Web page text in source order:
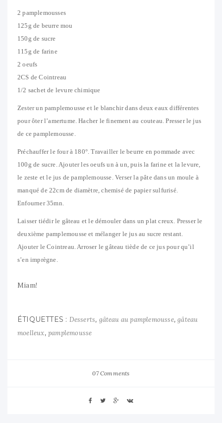
2 pamplemousses
125g de beurre mou
150g de sucre
115g de farine
2 oeufs
2CS de Cointreau
1/2 sachet de levure chimique
Zester un pamplemousse et le blanchir dans deux eaux différentes
pour ôter l’amertume. Hacher le finement au couteau. Presser le jus
de ce pamplemousse.
Préchauffer le four à 180°. Travailler le beurre en pommade avec
100g de sucre. Ajouter les oeufs un à un, puis la farine et la levure,
le zeste et le jus de pamplemousse. Verser la pâte dans un moule à
manqué de 22cm de diamètre, chemisé de papier sulfurisé.
Enfourner 35mn.
Laisser tiédir le gâteau et le démouler dans un plat creux. Presser le
deuxième pamplemousse et mélanger le jus au sucre restant.
Ajouter le Cointreau. Arroser le gâteau tiède de ce jus pour qu’il
s’en imprègne.
Miam!
ÉTIQUETTES : Desserts, gâteau au pamplemousse,gâteau
moelleux, pamplemousse
07 Comments